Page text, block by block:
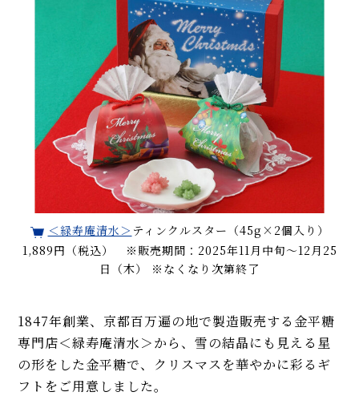
＜緑寿庵清水＞ ティンクルスター（45g×2個入り）
1,889円（税込） ※販売期間：2025年11月中旬～12月25
日（木） ※なくなり次第終了
1847年創業、京都百万遍の地で製造販売する金平糖
専門店＜緑寿庵清水＞から、雪の結晶にも見える星
の形をした金平糖で、クリスマスを華やかに彩るギ
フトをご用意しました。